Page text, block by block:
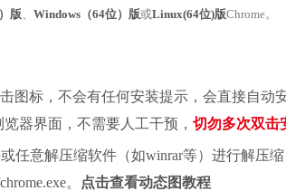
版、 Windows（64位）版或Linux(64位)版Chrome。
图标，不会有任何安装提示，会直接自动
器界面，不需要人工干预， 切勿多次双击
或任意解压缩软件（如winrar等）进行解压
。
点击查看动态图教程